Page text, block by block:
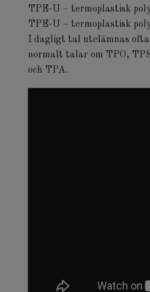
TPE-U – termoplastisk
TPE-U – termoplastisk
I dagligt tal utelämnas ofta
normalt talar om TPO,
och TPA.